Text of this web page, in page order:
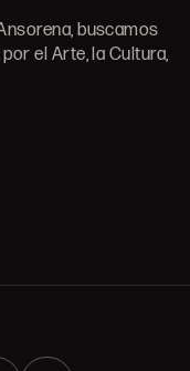
buscamos
el Arte, la Cultura,